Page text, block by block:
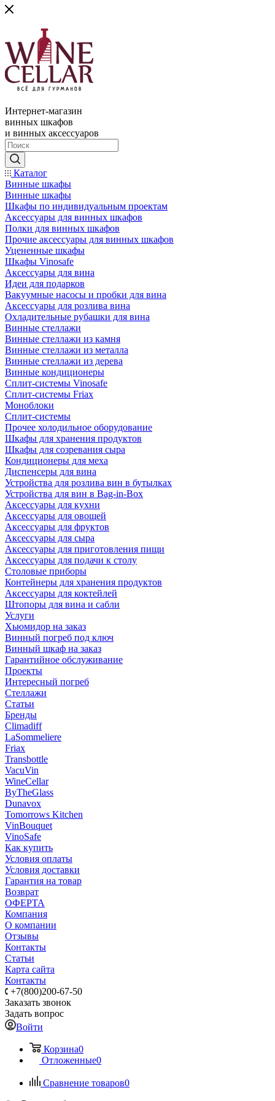
Интернет-магазин
винных шкафов
и винных аксессуаров
Каталог
Винные шкафы
Винные шкафы
Шкафы по индивидуальным проектам
Аксессуары для винных шкафов
Полки для винных шкафов
Прочие аксессуары для винных шкафов
Уцененные шкафы
Шкафы Vinosafe
Аксессуары для вина
Идеи для подарков
Вакуумные насосы и пробки для вина
Аксессуары для розлива вина
Охладительные рубашки для вина
Винные стеллажи
Винные стеллажи из камня
Винные стеллажи из металла
Винные стеллажи из дерева
Винные кондиционеры
Сплит-системы Vinosafe
Сплит-системы Friax
Моноблоки
Сплит-системы
Прочее холодильное оборудование
Шкафы для хранения продуктов
Шкафы для созревания сыра
Кондиционеры для меха
Диспенсеры для вина
Устройства для розлива вин в бутылках
Устройства для вин в Bag-in-Box
Аксессуары для кухни
Аксессуары для овощей
Аксессуары для фруктов
Аксессуары для сыра
Аксессуары для приготовления пищи
Аксессуары для подачи к столу
Столовые приборы
Контейнеры для хранения продуктов
Аксессуары для коктейлей
Штопоры для вина и сабли
Услуги
Хьюмидор на заказ
Винный погреб под ключ
Винный шкаф на заказ
Гарантийное обслуживание
Проекты
Интересный погреб
Стеллажи
Статьи
Бренды
Climadiff
LaSommeliere
Friax
Transbottle
VacuVin
WineCellar
ByTheGlass
Dunavox
Tomorrows Kitchen
VinBouquet
VinoSafe
Как купить
Условия оплаты
Условия доставки
Гарантия на товар
Возврат
ОФЕРТА
Компания
О компании
Отзывы
Контакты
Статьи
Карта сайта
Контакты
+7(800)200-67-50
Заказать звонок
Задать вопрос
Войти
Корзина0
Отложенные0
Сравнение товаров0